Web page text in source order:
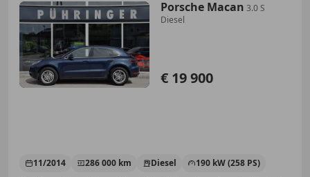
Porsche Macan 3.0 S
Diesel
€ 19 900
11/2014 286 000 km Diesel
190 kW (258 PS)